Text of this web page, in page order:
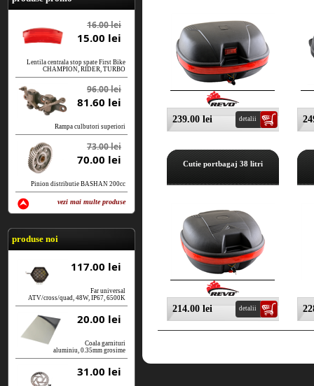
16.00 lei
15.00 lei
Lentila centrala stop spate First Bike
CHAMPION, RIDER, TURBO
96.00 lei
81.60 lei
Rampa culbutori superiori
73.00 lei
70.00 lei
Pinion distributie BASHAN 200cc
vezi mai multe produse
vezi produse
produse noi
117.00 lei
Far universal
ATV/cross/quad, 48W, IP67, 6500K
20.00 lei
Coala garnituri
aluminiu, 0.35mm grosime
31.00 lei
239.00 lei detalii
Cutie portbagaj 38 litri
214.00 lei detalii